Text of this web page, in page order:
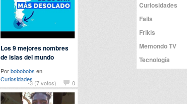
-3 (7 votos) 0
Los 9 mejores nombres
de islas del mundo
Porbobobobs en
Curiosidades
Curiosidades
Fails
Frikis
Memondo TV
Tecnología